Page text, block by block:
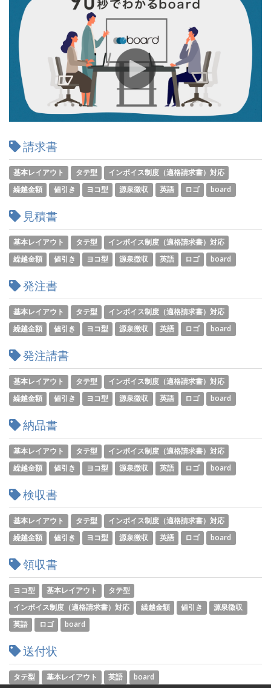
請求書
基本レイアウト タテ型
インボイス制度（適格請求書）対応
繰越金額
値引き ヨコ型 源泉徴収 英語 ロゴ board
見積書
基本レイアウト タテ型
インボイス制度（適格請求書）対応
繰越金額
値引き ヨコ型 源泉徴収 英語 ロゴ board
発注書
基本レイアウト タテ型
インボイス制度（適格請求書）対応
繰越金額
値引き ヨコ型 源泉徴収 英語 ロゴ board
発注請書
基本レイアウト タテ型
インボイス制度（適格請求書）対応
繰越金額
値引き ヨコ型 源泉徴収 英語 ロゴ board
納品書
基本レイアウト タテ型
インボイス制度（適格請求書）対応
繰越金額
値引き ヨコ型 源泉徴収 英語 ロゴ board
検収書
基本レイアウト タテ型
インボイス制度（適格請求書）対応
繰越金額
値引き ヨコ型 源泉徴収 英語 ロゴ board
領収書
ヨコ型 基本レイアウト
タテ型
インボイス制度（適格請求書）対応
繰越金額 値引き
源泉徴収
英語
ロゴ board
送付状
タテ型 基本レイアウト 英語 board